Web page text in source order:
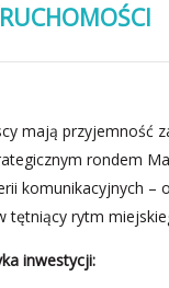
mają przyjemność
rondem
komunikacyjnych –
tętniący rytm
inwestycji: